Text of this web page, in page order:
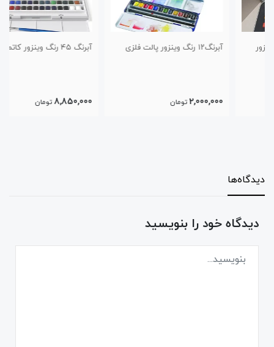
آبرنگ‌۱۲ رنگ وینزور پالت فلزی
تومان
آبرنگ ۴۵ رنگ وینزور کاتمن
8,850,000 تومان
دیدگاه‌ها
دیدگاه خود را بنویسید